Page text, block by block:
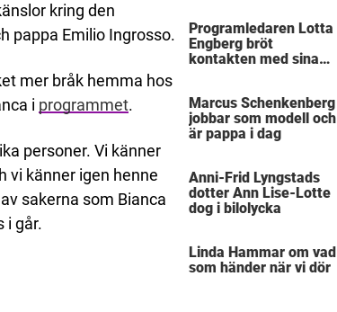
kring den
pappa Emilio Ingrosso.
mer bråk hemma hos
i programmet.
personer. Vi känner
vi känner igen henne
sakerna som Bianca
i går.
Programledaren Lotta
Engberg bröt
kontakten med sina
Marcus Schenkenberg
jobbar som modell och
är pappa i dag
Anni-Frid Lyngstads
dotter Ann Lise-Lotte
dog i bilolycka
Linda Hammar om vad
som händer när vi dör